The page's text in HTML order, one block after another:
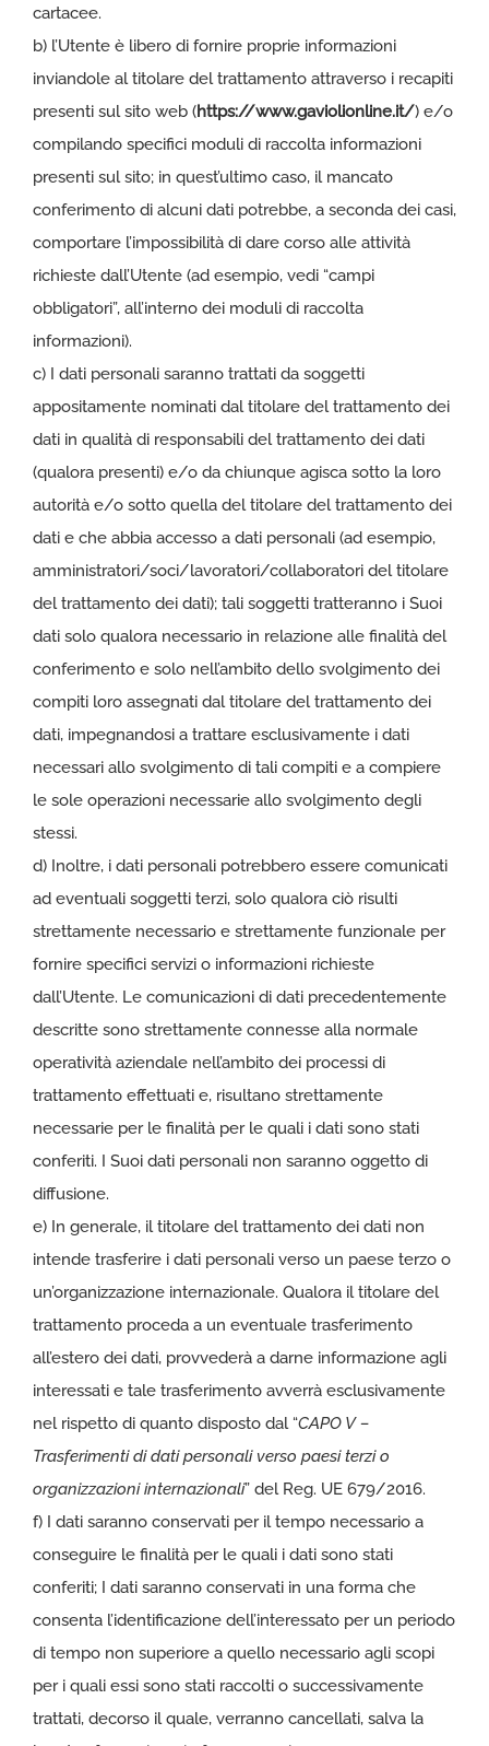
cartacee.
b) l’Utente è libero di fornire proprie informazioni
inviandole al titolare del trattamento attraverso i recapiti
presenti sul sito web (https://www.gaviolionline.it/) e/o
compilando specifici moduli di raccolta informazioni
presenti sul sito; in quest’ultimo caso, il mancato
conferimento di alcuni dati potrebbe, a seconda dei casi,
comportare l’impossibilità di dare corso alle attività
richieste dall’Utente (ad esempio, vedi “campi
obbligatori”, all’interno dei moduli di raccolta
informazioni).
c) I dati personali saranno trattati da soggetti
appositamente nominati dal titolare del trattamento dei
dati in qualità di responsabili del trattamento dei dati
(qualora presenti) e/o da chiunque agisca sotto la loro
autorità e/o sotto quella del titolare del trattamento dei
dati e che abbia accesso a dati personali (ad esempio,
amministratori/soci/lavoratori/collaboratori del titolare
del trattamento dei dati); tali soggetti tratteranno i Suoi
dati solo qualora necessario in relazione alle finalità del
conferimento e solo nell’ambito dello svolgimento dei
compiti loro assegnati dal titolare del trattamento dei
dati, impegnandosi a trattare esclusivamente i dati
necessari allo svolgimento di tali compiti e a compiere
le sole operazioni necessarie allo svolgimento degli
stessi.
d) Inoltre, i dati personali potrebbero essere comunicati
ad eventuali soggetti terzi, solo qualora ciò risulti
strettamente necessario e strettamente funzionale per
fornire specifici servizi o informazioni richieste
dall’Utente. Le comunicazioni di dati precedentemente
descritte sono strettamente connesse alla normale
operatività aziendale nell’ambito dei processi di
trattamento effettuati e, risultano strettamente
necessarie per le finalità per le quali i dati sono stati
conferiti. I Suoi dati personali non saranno oggetto di
diffusione.
e) In generale, il titolare del trattamento dei dati non
intende trasferire i dati personali verso un paese terzo o
un’organizzazione internazionale. Qualora il titolare del
trattamento proceda a un eventuale trasferimento
all’estero dei dati, provvederà a darne informazione agli
interessati e tale trasferimento avverrà esclusivamente
nel rispetto di quanto disposto dal “CAPO V –
Trasferimenti di dati personali verso paesi terzi o
organizzazioni internazionali” del Reg. UE 679/2016.
f) I dati saranno conservati per il tempo necessario a
conseguire le finalità per le quali i dati sono stati
conferiti; I dati saranno conservati in una forma che
consenta l’identificazione dell’interessato per un periodo
di tempo non superiore a quello necessario agli scopi
per i quali essi sono stati raccolti o successivamente
trattati, decorso il quale, verranno cancellati, salva la